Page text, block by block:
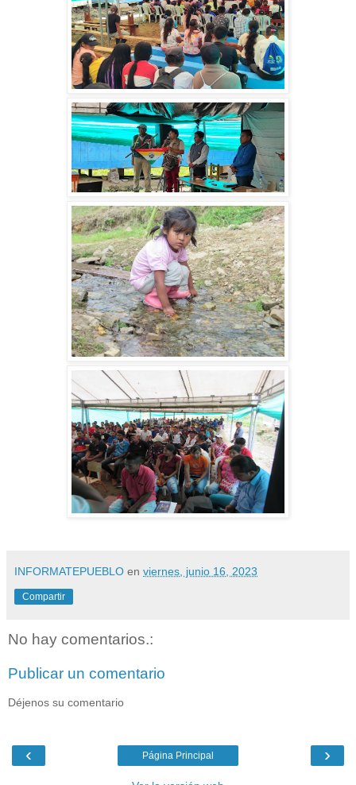
INFORMATEPUEBLO en viernes, junio 16, 2023
Compartir
No hay comentarios.:
Publicar un comentario
Déjenos su comentario
‹ ›
Página Principal